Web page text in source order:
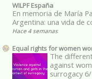
WILPF España
En memoria de María
Argentina: una vida de
Hace 4 semanas
Equal rights for women
The
against
surrogacy 6/